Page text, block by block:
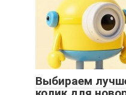
Выбираем